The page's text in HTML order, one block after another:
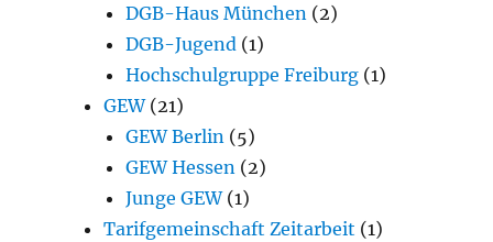
DGB-Haus München (2)
DGB-Jugend (1)
Hochschulgruppe Freiburg (1)
GEW(21)
GEW Berlin (5)
GEW Hessen (2)
Junge GEW(1)
Tarifgemeinschaft Zeitarbeit (1)